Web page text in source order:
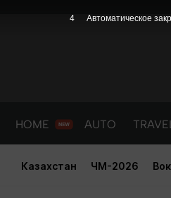
HOME AUTO
Казахстан ЧМ-2026
3 Автоматическое